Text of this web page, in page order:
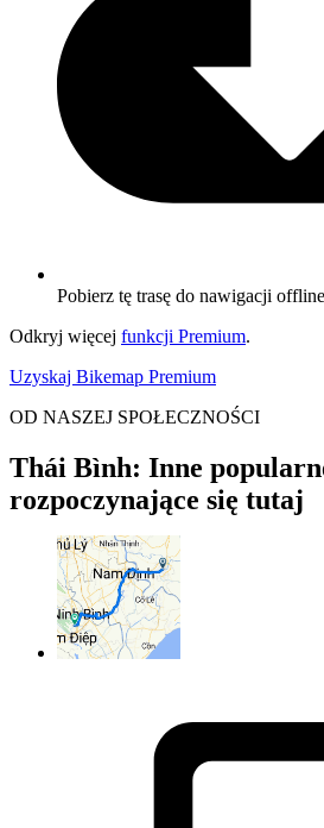
Pobierz tę trasę do nawigacji offline
Odkryj więcej funkcji Premium.
Uzyskaj Bikemap Premium
OD NASZEJ SPOŁECZNOŚCI
Thái Bình: Inne
rozpoczynające się tutaj